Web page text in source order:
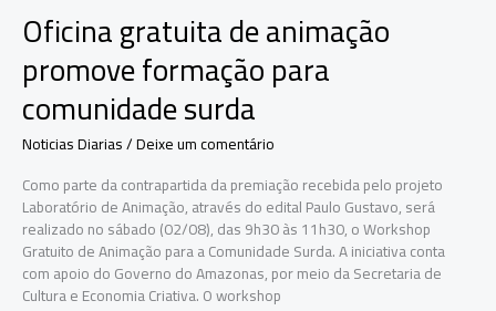
Oficina gratuita de animação
promove formação para
comunidade surda
Noticias Diarias/Deixe um comentário
Como parte da contrapartida da premiação recebida pelo projeto
Laboratório de Animação, através do edital Paulo Gustavo, será
realizado no sábado (02/08), das 9h30 às 11h30, o Workshop
Gratuito de Animação para a Comunidade Surda. A iniciativa conta
com apoio do Governo do Amazonas, por meio da Secretaria de
Cultura e Economia Criativa. O workshop